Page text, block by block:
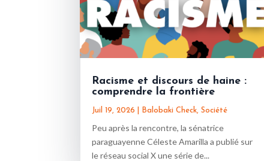
Racisme et discours de haine :
comprendre la frontière
Juil 19, 2026 Balobaki Check,Société
Peu après la rencontre, la sénatrice
paraguayenne Céleste Amarilla a publié sur
le réseau social X une série de...